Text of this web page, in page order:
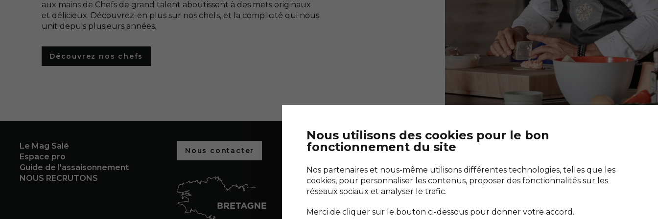
aux mains de Chefs de grand talent aboutissent à des mets originaux
et délicieux. Découvrez-en plus sur nos chefs, et la complicité qui nous
unit depuis plusieurs années.
Découvrez nos chefs
Le Mag Salé
Espace pro
Guide de l'assaisonnement
NOUS RECRUTONS
Nous contacter
Découvrez les marais
Découvrir Terre de Sel
Nous utilisons des cookies pour le bon
fonctionnement du site
Nos partenaires et nous-même utilisons différentes technologies, telles que les
cookies, pour personnaliser les contenus, proposer des fonctionnalités sur les
réseaux sociaux et analyser le trafic.
Merci de cliquer sur le bouton ci-dessous pour donner votre accord.